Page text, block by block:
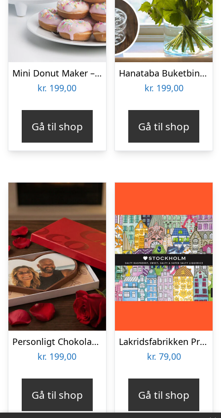
Mini Donut Maker – KitchPro
kr. 199,00
Gå til shop
Hanataba Buketbinder
kr. 199,00
Gå til shop
Personligt Chokoladehjerte med eget foto
kr. 199,00
Gå til shop
Lakridsfabrikken Premiumlakrids – Stockholm
kr. 79,00
Gå til shop